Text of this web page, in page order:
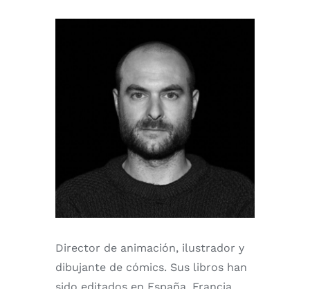
Director de animación, ilustrador y
dibujante de cómics. Sus libros han